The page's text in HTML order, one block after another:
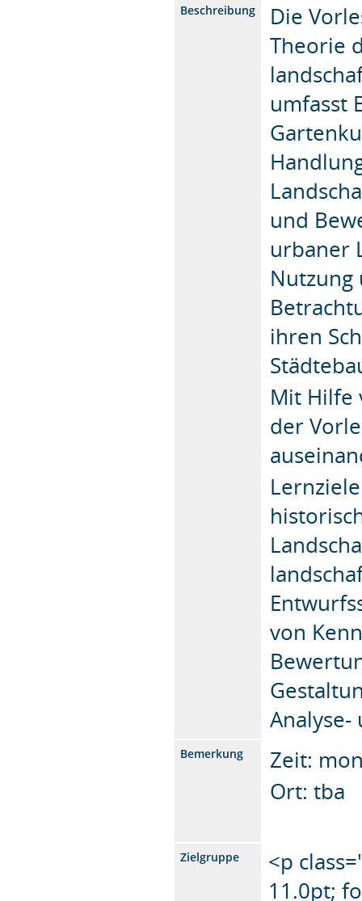
Beschreibung
Die
Theorie
umfasst
und
urbaner
Nutzung
ihren
Mit Hilfe
der
von
Bemerkung
Zeit:
Ort: tba
Zielgruppe
<p
11.0pt;